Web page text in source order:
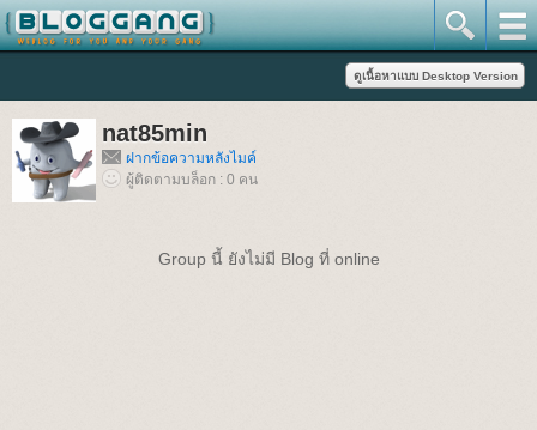
nat85min
ฝากข้อความหลังไมค์
ผู้ติดตามบล็อก : 0 คน
Group นี้ ยังไม่มี Blog ที่ online